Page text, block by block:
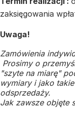
zaksięgowania
Uwaga!
Zamówienia
Prosimy o
"szyte na miarę"
wymiary i jako
odsprzedaży.
Jak zawsze objęte